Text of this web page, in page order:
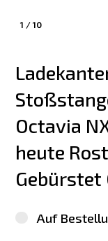
1 /10
Octavia
heute
Gebürstet
Auf